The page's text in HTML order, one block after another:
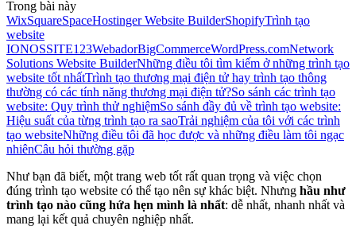
Trong bài này
WixSquareSpaceHostinger Website BuilderShopifyTrình tạo
website
IONOSSITE123WebadorBigCommerceWordPress.comNetwork
Solutions Website BuilderNhững điều tôi tìm kiếm ở những trình tạo
website tốt nhấtTrình tạo thương mại điện tử hay trình tạo thông
thường có các tính năng thương mại điện tử?So sánh các trình tạo
website: Quy trình thử nghiệmSo sánh đầy đủ về trình tạo website:
Hiệu suất của từng trình tạo ra saoTrải nghiệm của tôi với các trình
tạo websiteNhững điều tôi đã học được và những điều làm tôi ngạc
nhiênCâu hỏi thường gặp
Như bạn đã biết, một trang web tốt rất quan trọng và việc chọn
đúng trình tạo website có thể tạo nên sự khác biệt. Nhưng hầu như
trình tạo nào cũng hứa hẹn mình là nhất: dễ nhất, nhanh nhất và
mang lại kết quả chuyên nghiệp nhất.